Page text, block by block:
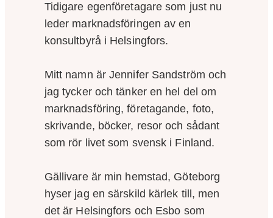
Tidigare egenföretagare som just nu
leder marknadsföringen av en
konsultbyrå i Helsingfors.
Mitt namn är Jennifer Sandström och
jag tycker och tänker en hel del om
marknadsföring, företagande, foto,
skrivande, böcker, resor och sådant
som rör livet som svensk i Finland.
Gällivare är min hemstad, Göteborg
hyser jag en särskild kärlek till, men
det är Helsingfors och Esbo som